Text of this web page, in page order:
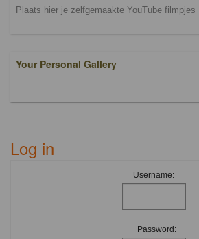
Plaats hier je zelfgemaakte YouTube filmpjes
Your Personal Gallery
Log in
Username:
Password: